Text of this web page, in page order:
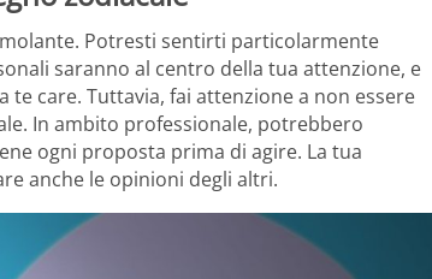
Potresti sentirti particolarmente
saranno al centro della tua attenzione, e
care. Tuttavia, fai attenzione a non essere
In ambito professionale, potrebbero
ogni proposta prima di agire. La tua
anche le opinioni degli altri.